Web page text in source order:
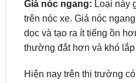
Giá nóc ngang: Loại này
trên nóc xe. Giá nóc
dọc và tạo ra ít tiếng ồn
thường đắt hơn và khó
Hiện nay trên thị trường